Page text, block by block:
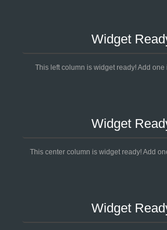
Widget
This left column is widget ready! Add one
Widget
This center column is widget ready! Add
Widget